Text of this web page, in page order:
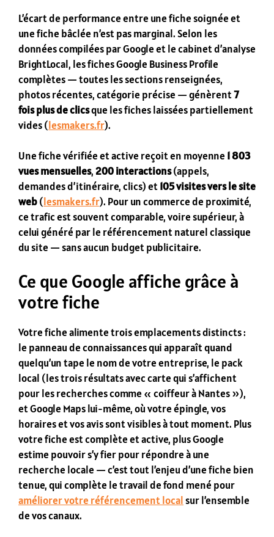
L’écart de performance entre une fiche soignée et
une fiche bâclée n’est pas marginal. Selon les
données compilées par Google et le cabinet d’analyse
BrightLocal, les fiches Google Business Profile
complètes — toutes les sections renseignées,
photos récentes, catégorie précise — génèrent7
fois plus de clicsque les fiches laissées partiellement
vides (lesmakers.fr).
Une fiche vérifiée et active reçoit en moyenne 1 803
vues mensuelles,200 interactions(appels,
demandes d’itinéraire, clics) et105 visites vers le site
web(lesmakers.fr). Pour un commerce de proximité,
ce trafic est souvent comparable, voire supérieur, à
celui généré par le référencement naturel classique
du site — sans aucun budget publicitaire.
Ce que Google affiche grâce à
votre fiche
Votre fiche alimente trois emplacements distincts :
le panneau de connaissances qui apparaît quand
quelqu’un tape le nom de votre entreprise, le pack
local (les trois résultats avec carte qui s’affichent
pour les recherches comme « coiffeur à Nantes »),
et Google Maps lui-même, où votre épingle, vos
horaires et vos avis sont visibles à tout moment. Plus
votre fiche est complète et active, plus Google
estime pouvoir s’y fier pour répondre à une
recherche locale — c’est tout l’enjeu d’une fiche bien
tenue, qui complète le travail de fond mené pour
améliorer votre référencement localsur l’ensemble
de vos canaux.